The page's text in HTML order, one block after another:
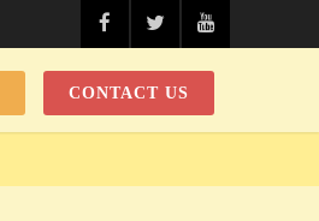
CONTACT US